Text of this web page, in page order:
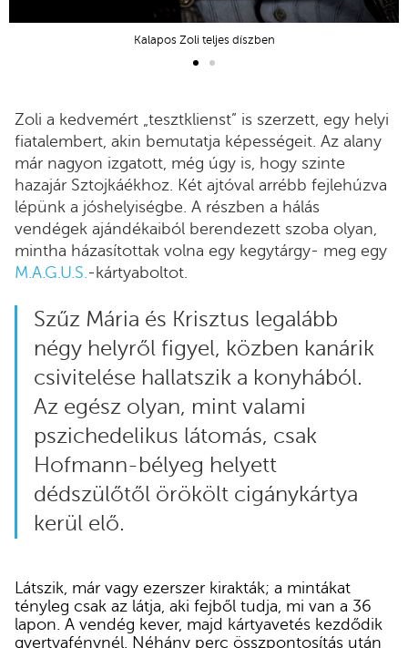
Kalapos Zoli teljes díszben
Zoli a kedvemért „tesztklienst” is szerzett, egy helyi
fiatalembert, akin bemutatja képességeit. Az alany
már nagyon izgatott, még úgy is, hogy szinte
hazajár Sztojkáékhoz. Két ajtóval arrébb fejlehúzva
lépünk a jóshelyiségbe. A részben a hálás
vendégek ajándékaiból berendezett szoba olyan,
mintha házasítottak volna egy kegytárgy- meg egy
M.A.G.U.S. -kártyaboltot.
Szűz Mária és Krisztus legalább
négy helyről figyel, közben kanárik
csivitelése hallatszik a konyhából.
Az egész olyan, mint valami
pszichedelikus látomás, csak
Hofmann-bélyeg helyett
dédszülőtől örökölt cigánykártya
kerül elő.
Látszik, már vagy ezerszer kirakták; a mintákat
tényleg csak az látja, aki fejből tudja, mi van a 36
lapon. A vendég kever, majd kártyavetés kezdődik
gyertyafénynél. Néhány perc összpontosítás után